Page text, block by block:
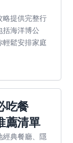
略提供完整行
括海洋博公
輕鬆安排家庭
吃餐
薦清單
經典餐廳、隱